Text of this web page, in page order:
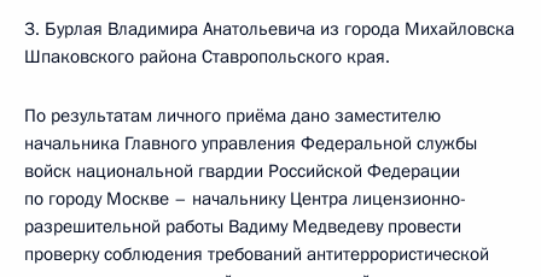
3. Бурлая Владимира Анатольевича из города Михайловска
Шпаковского района Ставропольского края.
По результатам личного приёма дано заместителю
начальника Главного управления Федеральной службы
войск национальной гвардии Российской Федерации
по городу Москве – начальнику Центра лицензионно-
разрешительной работы Вадиму Медведеву провести
проверку соблюдения требований антитеррористической